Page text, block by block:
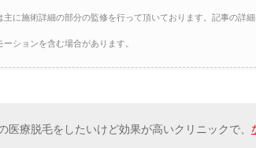
主に施術詳細の部分の監修を行って頂いております。記事の詳
ションを含む場合があります。
医療脱毛をしたいけど効果が高いクリニックで、